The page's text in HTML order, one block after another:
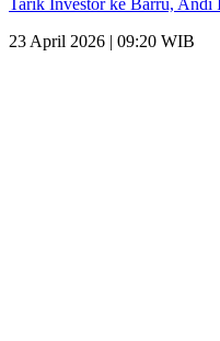
23 April 2026 | 09:20 WIB